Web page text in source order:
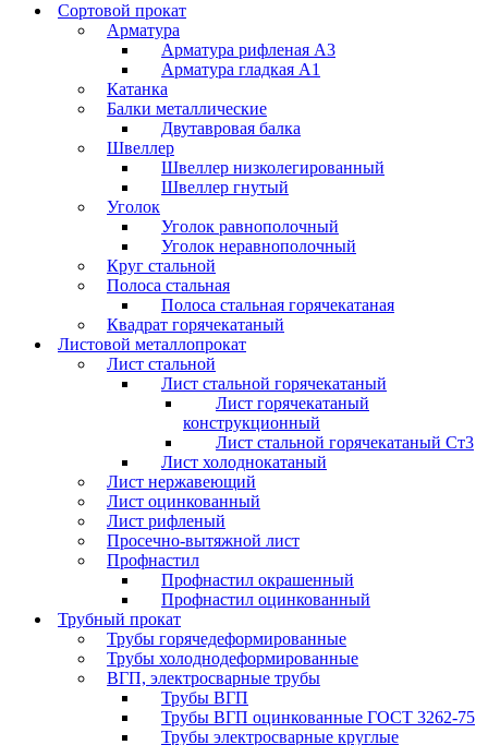
Сортовой прокат
Арматура
Арматура рифленая А3
Арматура гладкая А1
Катанка
Балки металлические
Двутавровая балка
Швеллер
Швеллер низколегированный
Швеллер гнутый
Уголок
Уголок равнополочный
Уголок неравнополочный
Круг стальной
Полоса стальная
Полоса стальная горячекатаная
Квадрат горячекатаный
Листовой металлопрокат
Лист стальной
Лист стальной горячекатаный
Лист горячекатаный
конструкционный
Лист стальной горячекатаный Ст3
Лист холоднокатаный
Лист нержавеющий
Лист оцинкованный
Лист рифленый
Просечно-вытяжной лист
Профнастил
Профнастил окрашенный
Профнастил оцинкованный
Трубный прокат
Трубы горячедеформированные
Трубы холоднодеформированные
ВГП, электросварные трубы
Трубы ВГП
Трубы ВГП оцинкованные ГОСТ 3262-75
Трубы электросварные круглые